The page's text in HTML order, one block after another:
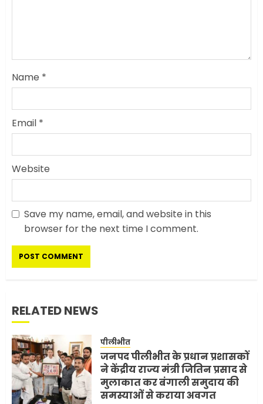
Name *
Email *
Website
Save my name, email, and website in this
browser for the next time I comment.
RELATED NEWS
पीलीभीत
जनपद पीलीभीत के प्रधान प्रशासकों
ने केंद्रीय राज्य मंत्री जितिन प्रसाद से
मुलाकात कर बंगाली समुदाय की
समस्याओं से कराया अवगत
सरकारी दफ्तरों में जनसेवा कम,
जनता का अपमान ज्यादा? जनता के
4
शर्तें
MAY 18, 2026 0